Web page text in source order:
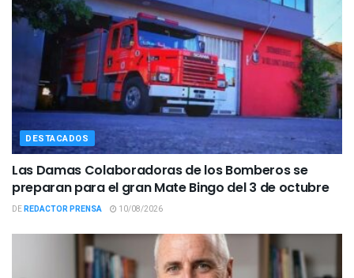
DESTACADOS
Las Damas Colaboradoras de los Bomberos se
preparan para el gran Mate Bingo del 3 de octubre
DEREDACTOR PRENSA 10/08/2026